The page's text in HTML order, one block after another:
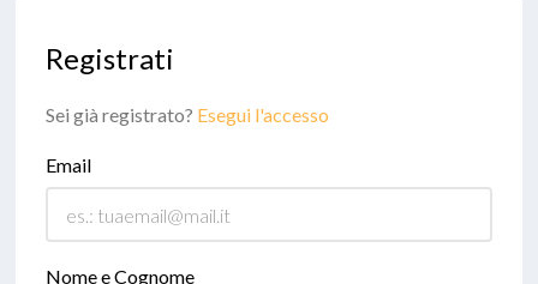
Registrati
Sei già registrato? Esegui l'accesso
Email
Nome e Cognome